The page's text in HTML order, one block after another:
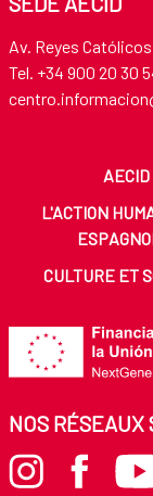
Av. Reyes
Tel. +34 900 20 30
AECID
L'ACTION
CULTURE ET
NOS RÉSEAUX